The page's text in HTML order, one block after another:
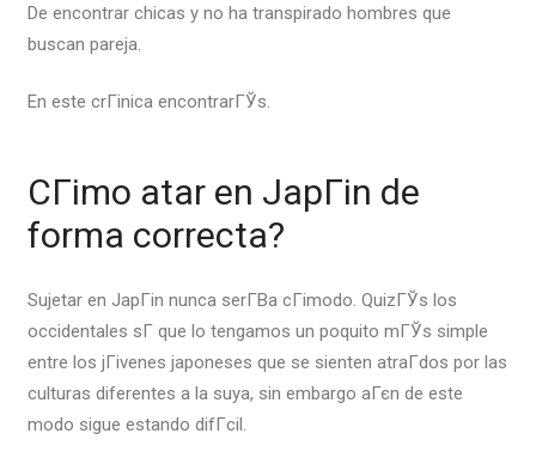
De encontrar chicas y no ha transpirado hombres que
buscan pareja.
En este crГіnica encontrarГЎs.
CГіmo atar en JapГіn de
forma correcta?
Sujetar en JapГіn nunca serГ­В­a cГіmodo. QuizГЎs los
occidentales sГ­ que lo tengamos un poquito mГЎs simple
entre los jГіvenes japoneses que se sienten atraГ­dos por las
culturas diferentes a la suya, sin embargo aГєn de este
modo sigue estando difГ­cil.